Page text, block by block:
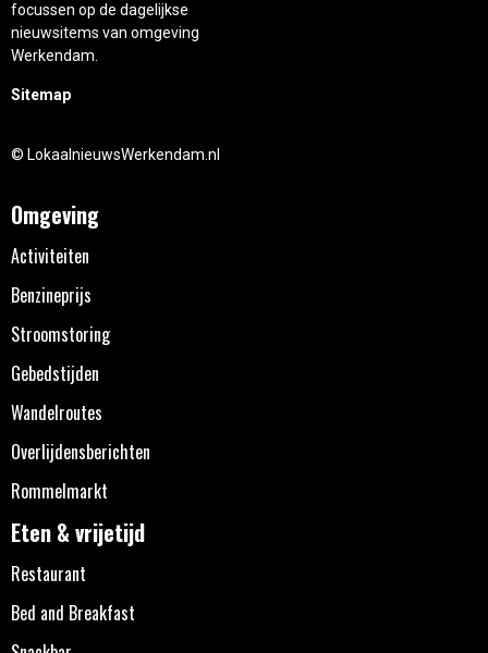
focussen op de dagelijkse
nieuwsitems van omgeving
Werkendam.
Sitemap
© LokaalnieuwsWerkendam.nl
Omgeving
Activiteiten
Benzineprijs
Stroomstoring
Gebedstijden
Wandelroutes
Overlijdensberichten
Rommelmarkt
Eten & vrijetijd
Restaurant
Bed and Breakfast